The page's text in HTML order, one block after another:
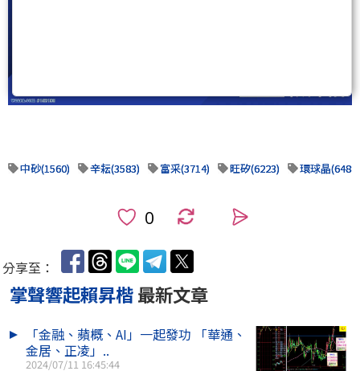
中砂(1560) 辛耘(3583) 富采(3714) 旺矽(6223) 環球晶(6488)
分享至：
掌聲響起賴昇楷最新文章
「金融、蘋概、AI」一起發功 「華通、
金居、正凌」..
2024/07/11 16:45:44